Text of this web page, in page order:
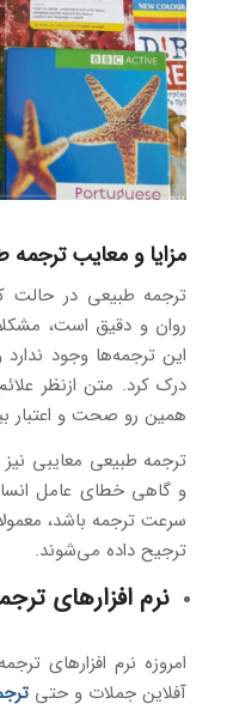
مزایا و معایب ترجمه
ترجمه طبیعی در حالت
روان و دقیق است،
این ترجمه‌ها وجود
درک کرد. متن ازنظر
همین رو صحت و اعتبار
ترجمه طبیعی معایبی
و گاهی خطای عامل
سرعت ترجمه باشد،
ترجیح داده می‌شوند.
نرم‌ افزارهای
امروزه نرم‌ افزارهای
آفلاین جملات و حتی